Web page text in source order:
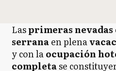
Lasprimeras nevadas
serranaen plena
y con laocupación
completase